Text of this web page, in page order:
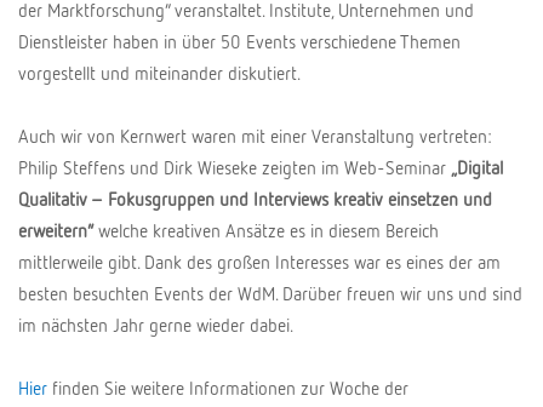
der Marktforschung“ veranstaltet. Institute, Unternehmen und
Dienstleister haben in über 50 Events verschiedene Themen
vorgestellt und miteinander diskutiert.
Auch wir von Kernwert waren mit einer Veranstaltung vertreten:
Philip Steffens und Dirk Wieseke zeigten im Web-Seminar „Digital
Qualitativ – Fokusgruppen und Interviews kreativ einsetzen und
erweitern“welche kreativen Ansätze es in diesem Bereich
mittlerweile gibt. Dank des großen Interesses war es eines der am
besten besuchten Events der WdM. Darüber freuen wir uns und sind
im nächsten Jahr gerne wieder dabei.
Hier finden Sie weitere Informationen zur Woche der